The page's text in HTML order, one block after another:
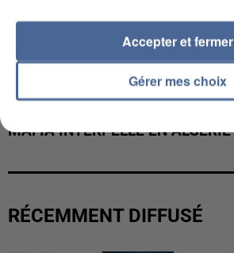
MAFIA INTERPELLÉ EN ALGÉRIE
RÉCEMMENT DIFFUSÉ
Gérer mes choix
Accepter et fermer